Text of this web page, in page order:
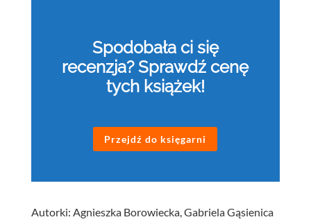
Spodobała ci się
recenzja? Sprawdź cenę
tych książek!
Przejdź do księgarni
Autorki: Agnieszka Borowiecka, Gabriela Gąsienica